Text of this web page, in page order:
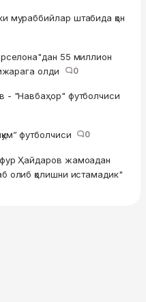
мураббийлар штабида қон
55 миллион
олди
0
- "Навбаҳор" футболчиси
футболчиси 0
Ҳайдаров жамоадан
олиб қолишни истамадик"